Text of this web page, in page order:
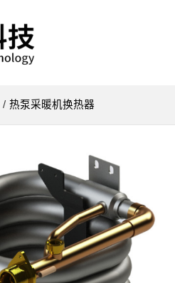
/ 热泵采暖机换热器